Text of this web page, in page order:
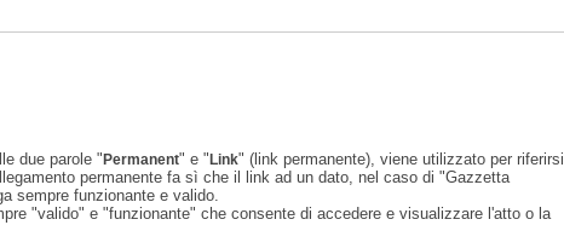
due parole "Permanent" e "Link" (link permanente), viene utilizzato per riferirsi
permanente fa sì che il link ad un dato, nel caso di "Gazzetta
sempre funzionante e valido.
"valido" e "funzionante" che consente di accedere e visualizzare l'atto o la